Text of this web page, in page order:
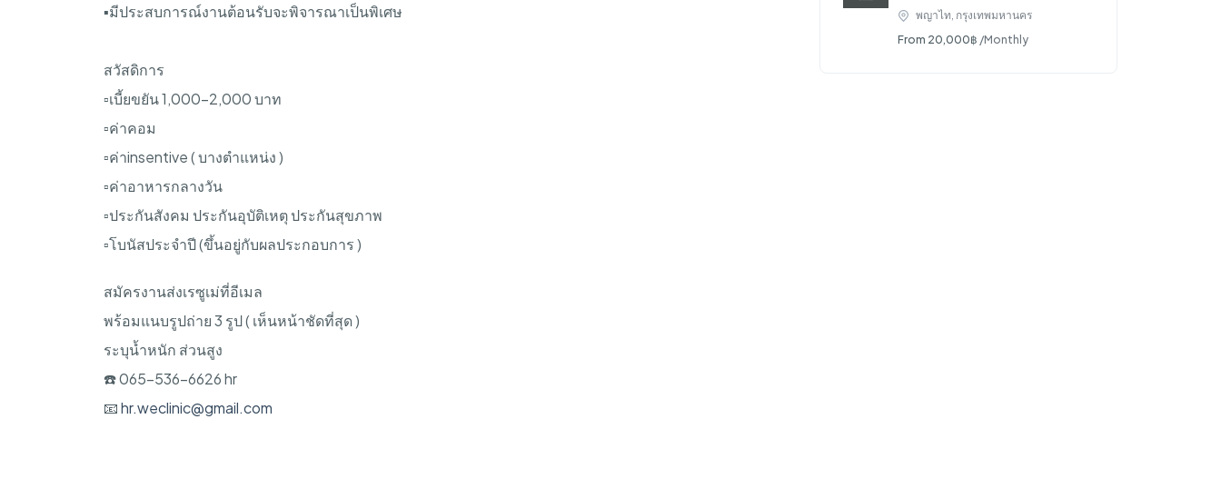
▪️มีประสบการณ์งานต้อนรับจะพิจารณาเป็นพิเศษ
สวัสดิการ
▫️เบี้ยขยัน 1,000-2,000 บาท
▫️ค่าคอม
▫️ค่าinsentive ( บางตำแหน่ง )
▫️ค่าอาหารกลางวัน
▫️ประกันสังคม ประกันอุบัติเหตุ ประกันสุขภาพ
▫️โบนัสประจำปี (ขึ้นอยู่กับผลประกอบการ )
สมัครงานส่งเรซูเม่ที่อีเมล
พร้อมแนบรูปถ่าย 3 รูป ( เห็นหน้าชัดที่สุด )
ระบุน้ำหนัก ส่วนสูง
☎️ 065-536-6626 hr
📧hr.weclinic@gmail.com
พญาไท, กรุงเทพมหานคร
From 20,000฿ /Monthly